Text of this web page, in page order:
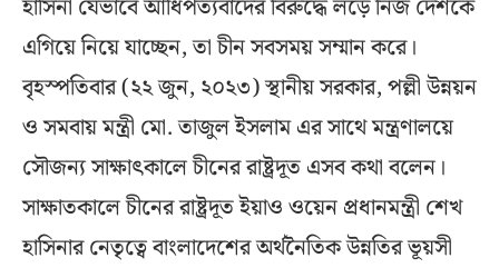
হাসিনা যেভাবে আধিপত্যবাদের বিরুদ্ধে লড়ে নিজ দেশকে
এগিয়ে নিয়ে যাচ্ছেন, তা চীন সবসময় সম্মান করে।
বৃহস্পতিবার (২২ জুন, ২০২৩) স্থানীয় সরকার, পল্লী উন্নয়ন
ও সমবায় মন্ত্রী মো. তাজুল ইসলাম এর সাথে মন্ত্রণালয়ে
সৌজন্য সাক্ষাৎকালে চীনের রাষ্ট্রদূত এসব কথা বলেন।
সাক্ষাতকালে চীনের রাষ্ট্রদূত ইয়াও ওয়েন প্রধানমন্ত্রী শেখ
হাসিনার নেতৃত্বে বাংলাদেশের অর্থনৈতিক উন্নতির ভূয়সী